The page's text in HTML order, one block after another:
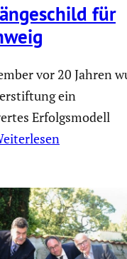
für
vor 20 Jahren
ein
Erfolgsmodell